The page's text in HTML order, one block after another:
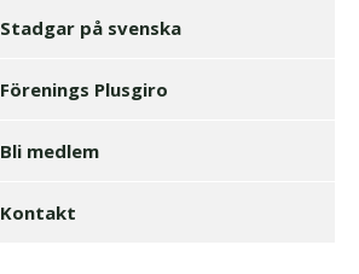
Stadgar på svenska
Förenings Plusgiro
Bli medlem
Kontakt